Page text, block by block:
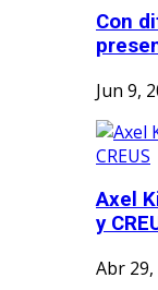
Con
Jun 9,
Axel
y
Abr 29,